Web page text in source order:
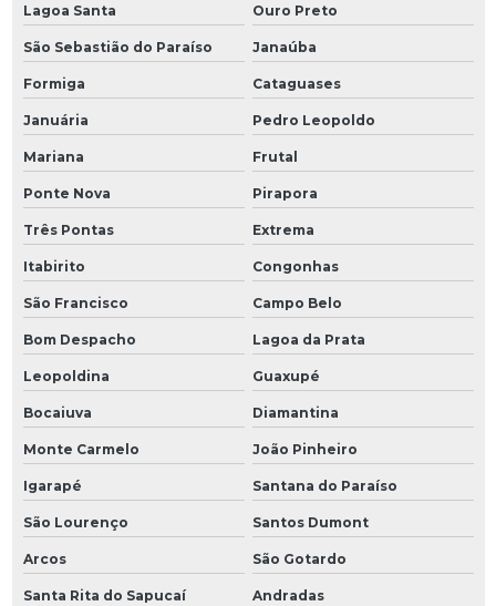
Lagoa Santa Ouro Preto
São Sebastião do Paraíso Janaúba
Formiga Cataguases
Januária Pedro Leopoldo
Mariana Frutal
Ponte Nova Pirapora
Três Pontas Extrema
Itabirito Congonhas
São Francisco Campo Belo
Bom Despacho Lagoa da Prata
Leopoldina Guaxupé
Bocaiuva Diamantina
Monte Carmelo João Pinheiro
Igarapé Santana do Paraíso
São Lourenço Santos Dumont
Arcos São Gotardo
Santa Rita do Sapucaí Andradas